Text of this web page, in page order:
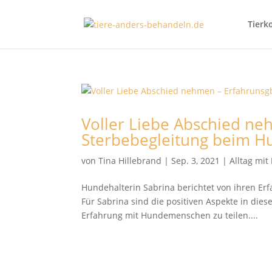
Voller Liebe Abschied
Sterbebegleitung beim
vonTina Hillebrand |Sep. 3, 2021 |Alltag mit
Hundehalterin Sabrina berichtet von ihren
Für Sabrina sind die positiven Aspekte in
Erfahrung mit Hundemenschen zu teilen....